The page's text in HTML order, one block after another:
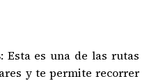
: Esta es una de las rutas
y te permite recorrer